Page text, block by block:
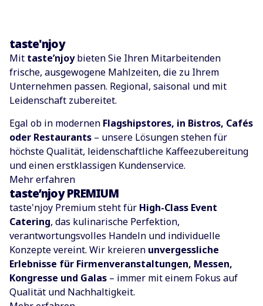
taste'njoy
Mit taste’njoy bieten Sie Ihren Mitarbeitenden
frische, ausgewogene Mahlzeiten, die zu Ihrem
Unternehmen passen. Regional, saisonal und mit
Leidenschaft zubereitet.
Egal ob in modernen Flagshipstores, in Bistros, Cafés
oder Restaurants – unsere Lösungen stehen für
höchste Qualität, leidenschaftliche Kaffeezubereitung
und einen erstklassigen Kundenservice.
Mehr erfahren
taste’njoy PREMIUM
taste'njoy Premium steht für High-Class Event
Catering, das kulinarische Perfektion,
verantwortungsvolles Handeln und individuelle
Konzepte vereint. Wir kreieren unvergessliche
Erlebnisse für Firmenveranstaltungen, Messen,
Kongresse und Galas – immer mit einem Fokus auf
Qualität und Nachhaltigkeit.